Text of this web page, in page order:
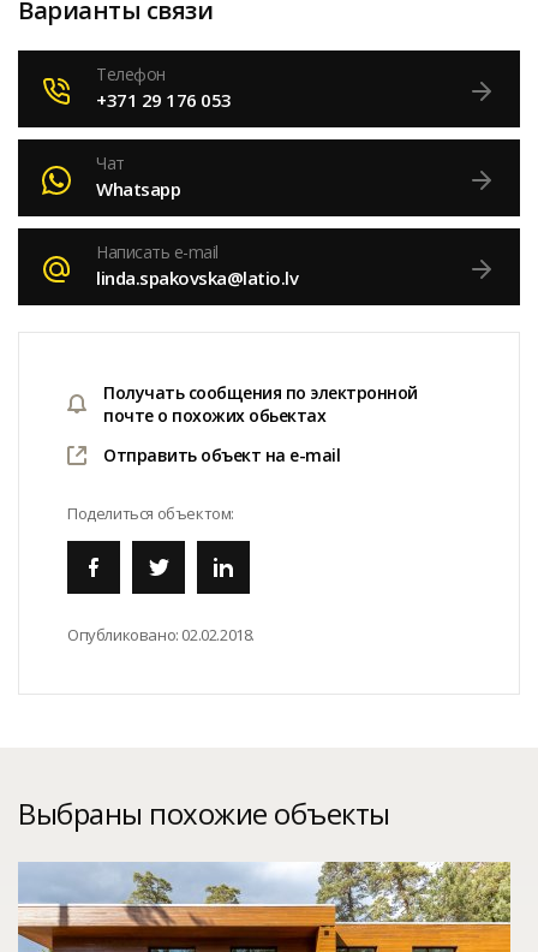
Варианты связи
Телефон
+371 29 176 053
Чат
Whatsapp
Написать e-mail
linda.spakovska@latio.lv
Получать сообщения по электронной
почте о похожих обьектах
Отправить объект на e-mail
Поделиться объектом:
Опубликовано: 02.02.2018.
Выбраны похожие объекты